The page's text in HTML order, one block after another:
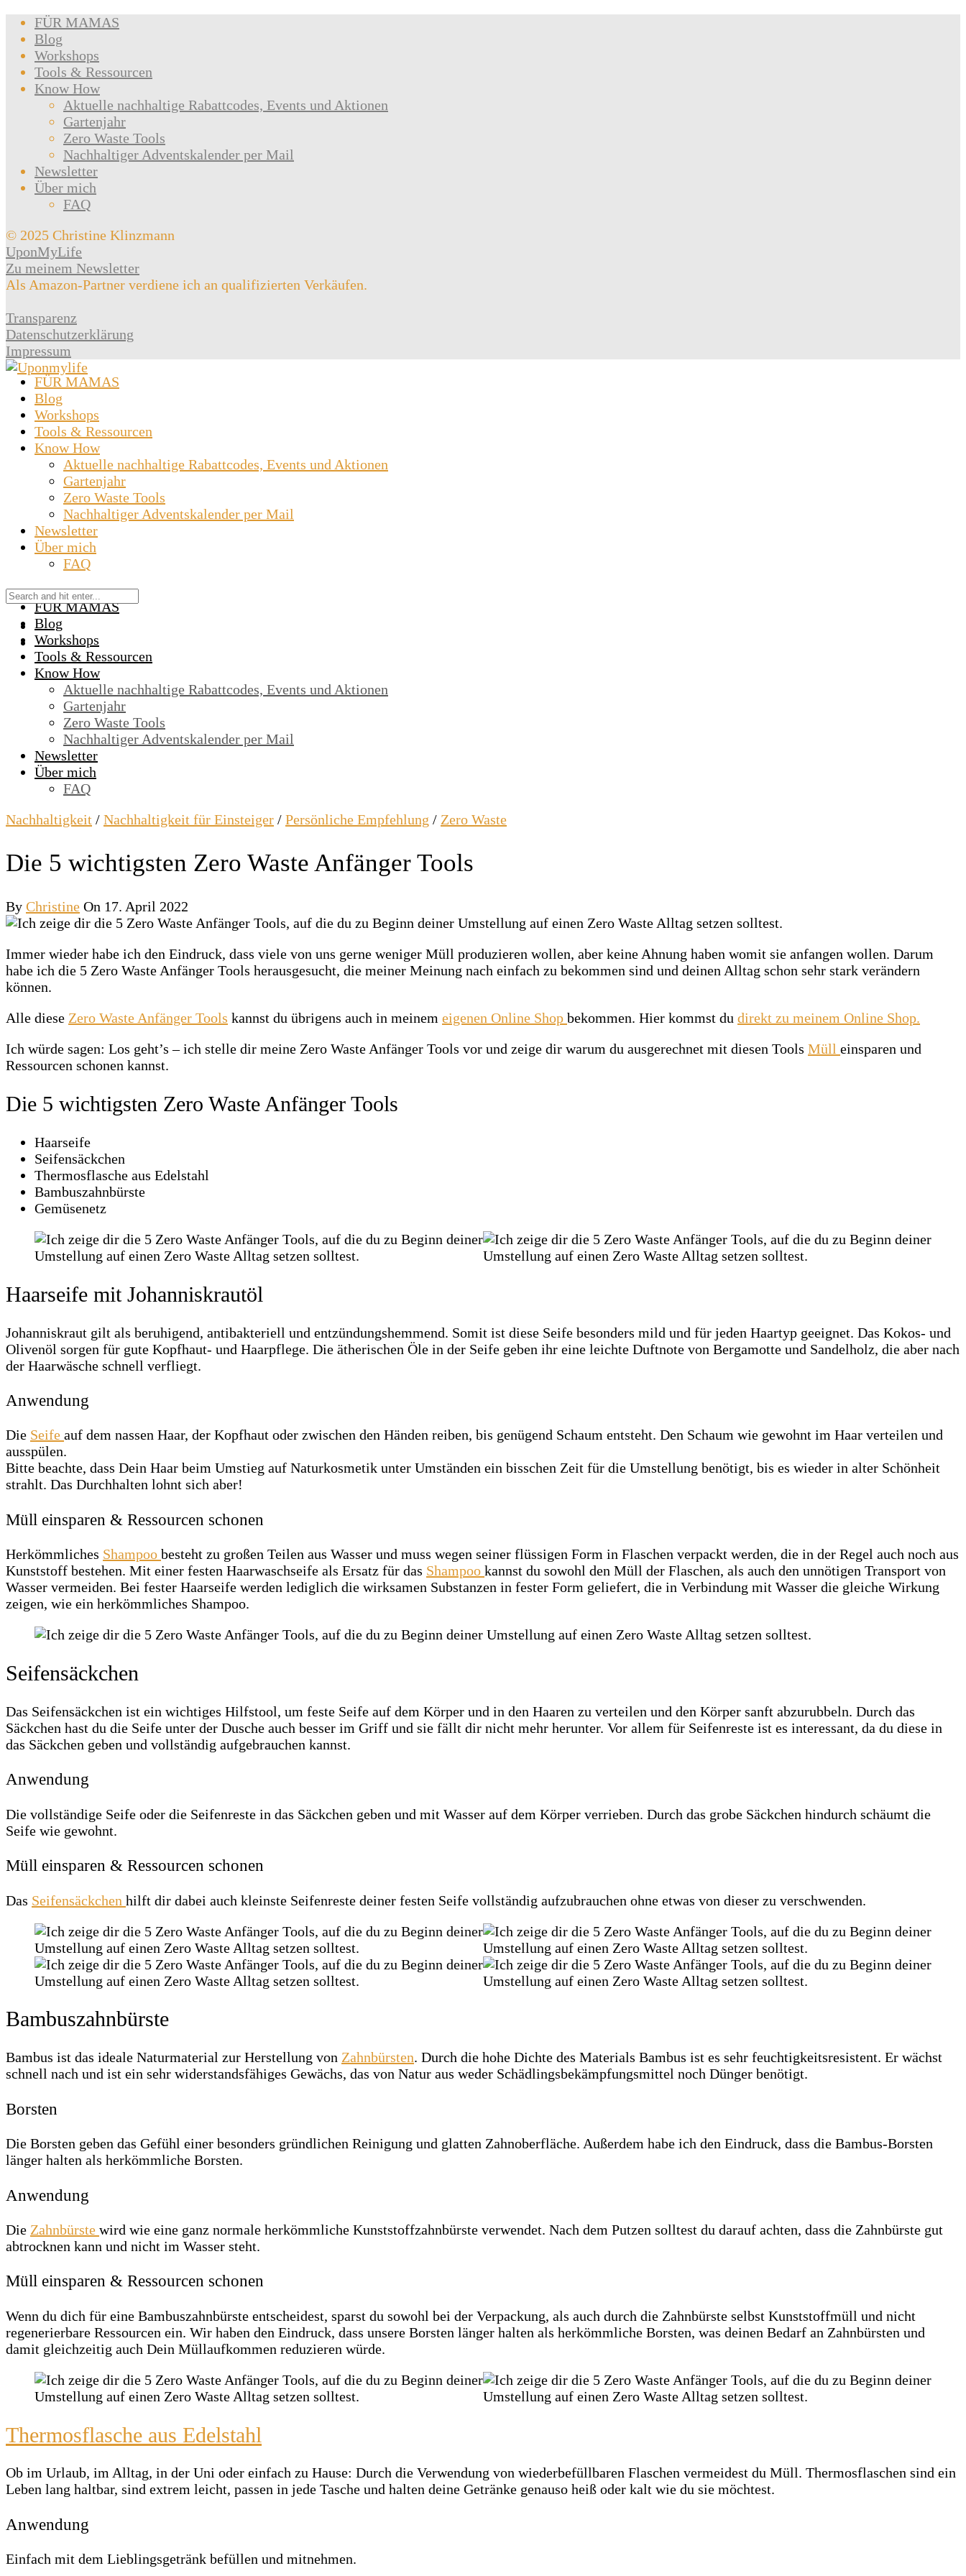
FÜR MAMAS
Blog
Workshops
Tools & Ressourcen
Know How
Aktuelle nachhaltige Rabattcodes, Events und Aktionen
Gartenjahr
Zero Waste Tools
Nachhaltiger Adventskalender per Mail
Newsletter
Über mich
FAQ
© 2025 Christine Klinzmann
UponMyLife
Zu meinem Newsletter
Als Amazon-Partner verdiene ich an qualifizierten Verkäufen.
Transparenz
Datenschutzerklärung
Impressum
FÜR MAMAS
Blog
Workshops
Tools & Ressourcen
Know How
Aktuelle nachhaltige Rabattcodes, Events und Aktionen
Gartenjahr
Zero Waste Tools
Nachhaltiger Adventskalender per Mail
Newsletter
Über mich
FAQ
FÜR MAMAS
Blog
Workshops
Tools & Ressourcen
Know How
Aktuelle nachhaltige Rabattcodes, Events und Aktionen
Gartenjahr
Zero Waste Tools
Nachhaltiger Adventskalender per Mail
Newsletter
Über mich
FAQ
Nachhaltigkeit / Nachhaltigkeit für Einsteiger / Persönliche Empfehlung / Zero Waste
Die 5 wichtigsten Zero Waste Anfänger Tools
By Christine On 17. April 2022
Immer wieder habe ich den Eindruck, dass viele von uns gerne weniger Müll produzieren wollen, aber keine Ahnung haben womit sie anfangen wollen. Darum
habe ich die 5 Zero Waste Anfänger Tools herausgesucht, die meiner Meinung nach einfach zu bekommen sind und deinen Alltag schon sehr stark verändern
können.
Alle diese Zero Waste Anfänger Tools kannst du übrigens auch in meinem eigenen Online Shop bekommen. Hier kommst du direkt zu meinem Online Shop.
Ich würde sagen: Los geht’s – ich stelle dir meine Zero Waste Anfänger Tools vor und zeige dir warum du ausgerechnet mit diesen Tools Müll einsparen und
Ressourcen schonen kannst.
Die 5 wichtigsten Zero Waste Anfänger Tools
Haarseife
Seifensäckchen
Thermosflasche aus Edelstahl
Bambuszahnbürste
Gemüsenetz
Haarseife mit Johanniskrautöl
Johanniskraut gilt als beruhigend, antibakteriell und entzündungshemmend. Somit ist diese Seife besonders mild und für jeden Haartyp geeignet. Das Kokos- und
Olivenöl sorgen für gute Kopfhaut- und Haarpflege. Die ätherischen Öle in der Seife geben ihr eine leichte Duftnote von Bergamotte und Sandelholz, die aber nach
der Haarwäsche schnell verfliegt.
Anwendung
Die Seife auf dem nassen Haar, der Kopfhaut oder zwischen den Händen reiben, bis genügend Schaum entsteht. Den Schaum wie gewohnt im Haar verteilen und
ausspülen.
Bitte beachte, dass Dein Haar beim Umstieg auf Naturkosmetik unter Umständen ein bisschen Zeit für die Umstellung benötigt, bis es wieder in alter Schönheit
strahlt. Das Durchhalten lohnt sich aber!
Müll einsparen & Ressourcen schonen
Herkömmliches Shampoo besteht zu großen Teilen aus Wasser und muss wegen seiner flüssigen Form in Flaschen verpackt werden, die in der Regel auch noch aus
Kunststoff bestehen. Mit einer festen Haarwaschseife als Ersatz für das Shampoo kannst du sowohl den Müll der Flaschen, als auch den unnötigen Transport von
Wasser vermeiden. Bei fester Haarseife werden lediglich die wirksamen Substanzen in fester Form geliefert, die in Verbindung mit Wasser die gleiche Wirkung
zeigen, wie ein herkömmliches Shampoo.
Seifensäckchen
Das Seifensäckchen ist ein wichtiges Hilfstool, um feste Seife auf dem Körper und in den Haaren zu verteilen und den Körper sanft abzurubbeln. Durch das
Säckchen hast du die Seife unter der Dusche auch besser im Griff und sie fällt dir nicht mehr herunter. Vor allem für Seifenreste ist es interessant, da du diese in
das Säckchen geben und vollständig aufgebrauchen kannst.
Anwendung
Die vollständige Seife oder die Seifenreste in das Säckchen geben und mit Wasser auf dem Körper verrieben. Durch das grobe Säckchen hindurch schäumt die
Seife wie gewohnt.
Müll einsparen & Ressourcen schonen
Das Seifensäckchen hilft dir dabei auch kleinste Seifenreste deiner festen Seife vollständig aufzubrauchen ohne etwas von dieser zu verschwenden.
Bambuszahnbürste
Bambus ist das ideale Naturmaterial zur Herstellung von Zahnbürsten. Durch die hohe Dichte des Materials Bambus ist es sehr feuchtigkeitsresistent. Er wächst
schnell nach und ist ein sehr widerstandsfähiges Gewächs, das von Natur aus weder Schädlingsbekämpfungsmittel noch Dünger benötigt.
Borsten
Die Borsten geben das Gefühl einer besonders gründlichen Reinigung und glatten Zahnoberfläche. Außerdem habe ich den Eindruck, dass die Bambus-Borsten
länger halten als herkömmliche Borsten.
Anwendung
Die Zahnbürste wird wie eine ganz normale herkömmliche Kunststoffzahnbürste verwendet. Nach dem Putzen solltest du darauf achten, dass die Zahnbürste gut
abtrocknen kann und nicht im Wasser steht.
Müll einsparen & Ressourcen schonen
Wenn du dich für eine Bambuszahnbürste entscheidest, sparst du sowohl bei der Verpackung, als auch durch die Zahnbürste selbst Kunststoffmüll und nicht
regenerierbare Ressourcen ein. Wir haben den Eindruck, dass unsere Borsten länger halten als herkömmliche Borsten, was deinen Bedarf an Zahnbürsten und
damit gleichzeitig auch Dein Müllaufkommen reduzieren würde.
Thermosflasche aus Edelstahl
Ob im Urlaub, im Alltag, in der Uni oder einfach zu Hause: Durch die Verwendung von wiederbefüllbaren Flaschen vermeidest du Müll. Thermosflaschen sind ein
Leben lang haltbar, sind extrem leicht, passen in jede Tasche und halten deine Getränke genauso heiß oder kalt wie du sie möchtest.
Anwendung
Einfach mit dem Lieblingsgetränk befüllen und mitnehmen.